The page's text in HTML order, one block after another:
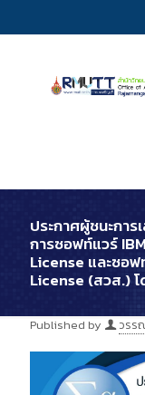
ประกาศผู้ชนะกา
การซอฟท์แวร์
License และซอฟ
License (สวส.) โ
Published by วรร